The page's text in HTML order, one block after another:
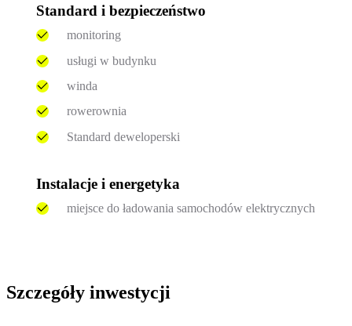
Standard i bezpieczeństwo
monitoring
usługi w budynku
winda
rowerownia
Standard deweloperski
Instalacje i energetyka
miejsce do ładowania samochodów elektrycznych
Szczegóły inwestycji